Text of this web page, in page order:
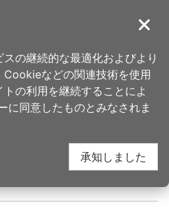
導覽閉じ
の継続的な最適化およびより
Cookieなどの関連技術を使用
の利用を継続することによ
に同意したものとみなされま
承知しました